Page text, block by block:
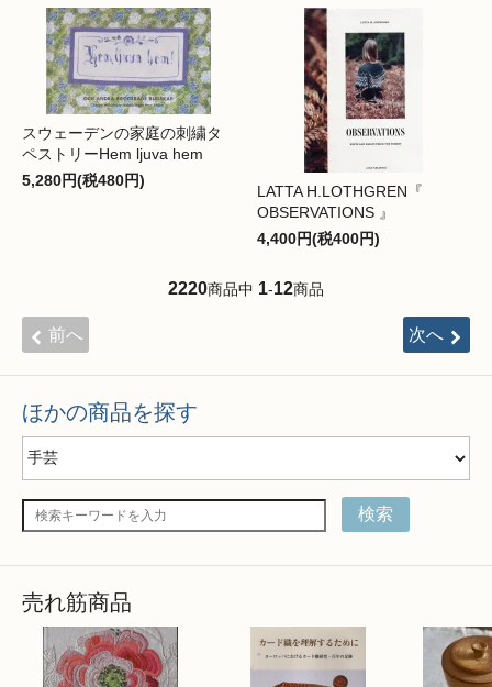
スウェーデンの家庭の刺繍タ
ペストリーHem ljuva hem
5,280円(税480円)
LATTA H.LOTHGREN『
OBSERVATIONS 』
4,400円(税400円)
2220商品中 1-12商品
前へ 次へ
ほかの商品を探す
検索
売れ筋商品